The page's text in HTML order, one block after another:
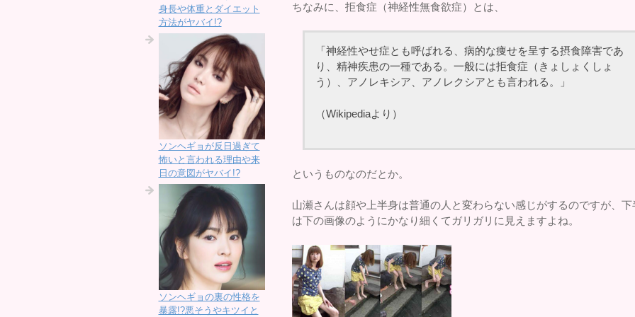
ちなみに、拒食症（神経性無食欲症）とは、
「神経性やせ症とも呼ばれる、病的な痩せを呈する摂食障害であ
り、精神疾患の一種である。一般には拒食症（きょしょくしょ
う）、アノレキシア、アノレクシアとも言われる。」
（Wikipediaより）
というものなのだとか。
山瀬さんは顔や上半身は普通の人と変わらない感じがするのですが、下
は下の画像のようにかなり細くてガリガリに見えますよね。
身長や体重とダイエット
方法がヤバイ!?
ソンヘギョが反日過ぎて
怖いと言われる理由や来
日の意図がヤバイ!?
ソンヘギョの裏の性格を
暴露!?悪そうやキツイと